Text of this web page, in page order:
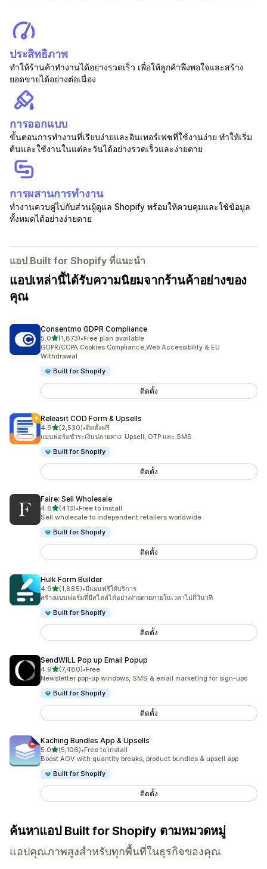
ประสิทธิภาพ
ทำให้ร้านค้าทำงานได้อย่างรวดเร็ว เพื่อให้ลูกค้าพึงพอใจและสร้าง
ยอดขายได้อย่างต่อเนื่อง
การออกแบบ
ขั้นตอนการทำงานที่เรียบง่ายและอินเทอร์เฟซที่ใช้งานง่าย ทำให้เริ่ม
ต้นและใช้งานในแต่ละวันได้อย่างรวดเร็วและง่ายดาย
การผสานการทำงาน
ทำงานควบคู่ไปกับส่วนผู้ดูแล Shopify พร้อมให้ควบคุมและใช้ข้อมูล
ทั้งหมดได้อย่างง่ายดาย
แอป Built for Shopify ที่แนะนำ
แอปเหล่านี้ได้รับความนิยมจากร้านค้าอย่างของ
คุณ
Consentmo GDPR Compliance
5.0เต็ม 5 ดาว
(1,873)
ทั้งหมด 1873 รีวิว
•Free plan available
GDPR/CCPA Cookies Compliance,Web Accessibility & EU
Withdrawal
Built for Shopify
ติดตั้ง
Releasit COD Form & Upsells
4.9เต็ม 5 ดาว
(2,530)
ทั้งหมด 2530 รีวิว
•ติดตั้งฟรี
แบบฟอร์มชำระเงินปลายทาง: Upsell, OTP และ SMS
Built for Shopify
ติดตั้ง
Faire: Sell Wholesale
4.6เต็ม 5 ดาว
(413)
ทั้งหมด 413 รีวิว
•Free to install
Sell wholesale to independent retailers worldwide
Built for Shopify
ติดตั้ง
Hulk Form Builder
4.9เต็ม 5 ดาว
(1,885)
ทั้งหมด 1885 รีวิว
•มีแผนฟรีให้บริการ
สร้างแบบฟอร์มที่มีสไตล์ได้อย่างง่ายดายภายในเวลาไม่กี่วินาที
Built for Shopify
ติดตั้ง
SendWILL Pop up Email Popup
4.9เต็ม 5 ดาว
(7,480)
ทั้งหมด 7480 รีวิว
•Free
Newsletter pop-up windows, SMS & email marketing for sign-ups
Built for Shopify
ติดตั้ง
Kaching Bundles App & Upsells
5.0เต็ม 5 ดาว
(5,106)
ทั้งหมด 5106 รีวิว
•Free to install
Boost AOV with quantity breaks, product bundles & upsell app
Built for Shopify
ติดตั้ง
ค้นหาแอป Built for Shopify ตามหมวดหมู่
แอปคุณภาพสูงสำหรับทุกพื้นที่ในธุรกิจของคุณ